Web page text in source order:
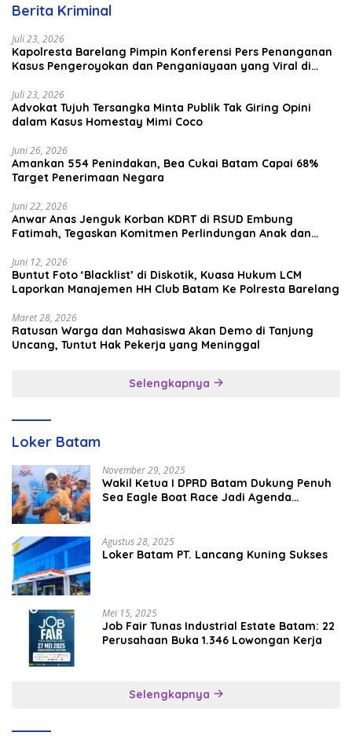
Berita Kriminal
Juli 23, 2026
Kapolresta Barelang Pimpin Konferensi Pers Penanganan
Kasus Pengeroyokan dan Penganiayaan yang Viral di
Juli 23, 2026
Advokat Tujuh Tersangka Minta Publik Tak Giring Opini
dalam Kasus Homestay Mimi Coco
Juni 26, 2026
Amankan 554 Penindakan, Bea Cukai Batam Capai 68%
Target Penerimaan Negara
Juni 22, 2026
Anwar Anas Jenguk Korban KDRT di RSUD Embung
Fatimah, Tegaskan Komitmen Perlindungan Anak dan
Juni 12, 2026
Buntut Foto ‘Blacklist’ di Diskotik, Kuasa Hukum LCM
Laporkan Manajemen HH Club Batam Ke Polresta Barelang
Maret 28, 2026
Ratusan Warga dan Mahasiswa Akan Demo di Tanjung
Uncang, Tuntut Hak Pekerja yang Meninggal
Selengkapnya
Loker Batam
November 29, 2025
Wakil Ketua I DPRD Batam Dukung Penuh
Sea Eagle Boat Race Jadi Agenda
Agustus 28, 2025
Loker Batam PT. Lancang Kuning Sukses
Mei 15, 2025
Job Fair Tunas Industrial Estate Batam: 22
Perusahaan Buka 1.346 Lowongan Kerja
Selengkapnya